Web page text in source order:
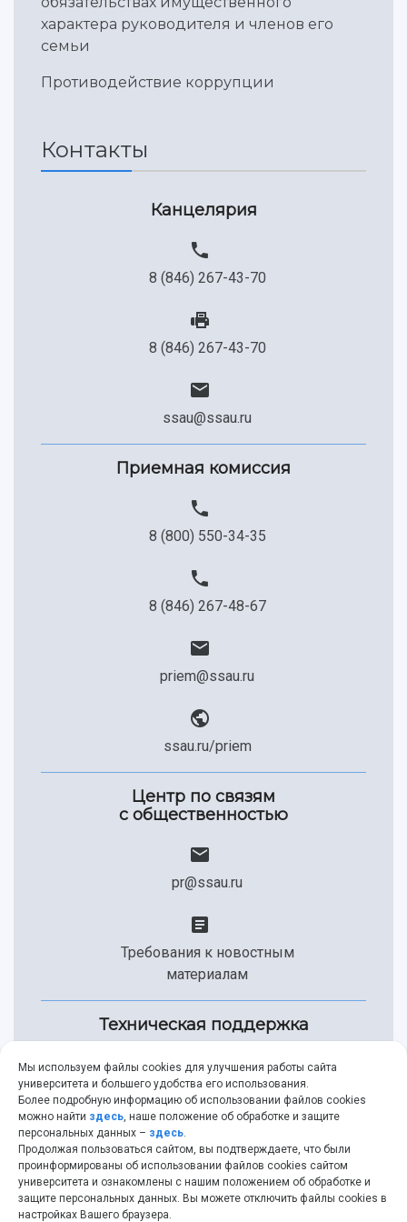
Международный межвузовский кампус
Сведения об образовательной организации
Официальные документы
характера руководителя и членов его
семьи
Противодействие коррупции
Контакты
Канцелярия
8 (846) 267-43-70
8 (846) 267-43-70
ssau@ssau.ru
Приемная комиссия
8 (800) 550-34-35
8 (846) 267-48-67
priem@ssau.ru
ssau.ru/priem
Центр по связям
с общественностью
pr@ssau.ru
Требования к новостным
материалам
Техническая поддержка
+7 (846) 267-49-99
help@ssau.ru
Мы используем файлы cookies для улучшения работы сайта
университета и большего удобства его использования.
Более подробную информацию об использовании файлов cookies
можно найти здесь, наше положение об обработке и защите
персональных данных – здесь.
Продолжая пользоваться сайтом, вы подтверждаете, что были
проинформированы об использовании файлов cookies сайтом
университета и ознакомлены с нашим положением об обработке и
защите персональных данных. Вы можете отключить файлы cookies в
настройках Вашего браузера.